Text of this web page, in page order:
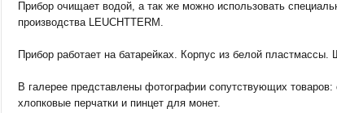
Прибор очищает водой, а так же можно использовать
производства LEUCHTTERM.
Прибор работает на батарейках. Корпус из белой пластмассы.
В галерее представлены фотографии сопутствующих
хлопковые перчатки и пинцет для монет.